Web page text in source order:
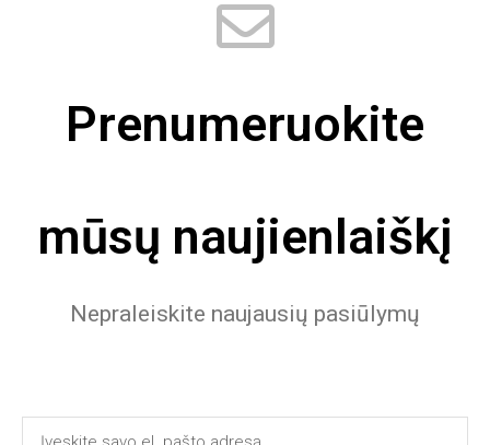
Prenumeruokite
mūsų naujienlaiškį
Nepraleiskite naujausių pasiūlymų